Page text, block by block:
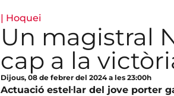
| Hoquei
Un magistral
cap a la
Dijous, 08 de febrer del 2024 a les 23:00h
Actuació estel·lar del jove porter